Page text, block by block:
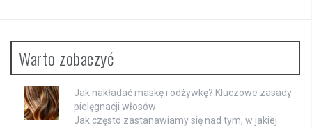
Warto zobaczyć
Jak nakładać maskę i odżywkę? Kluczowe zasady
pielęgnacji włosów
Jak często zastanawiamy się nad tym, w jakiej